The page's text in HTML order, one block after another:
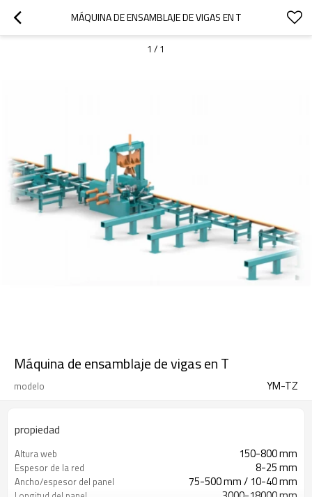
MÁQUINA DE ENSAMBLAJE DE VIGAS EN T
1 / 1
Máquina de ensamblaje de vigas en T
modelo YM-TZ
propiedad
Altura web 150-800 mm
Espesor de la red 8-25 mm
Ancho/espesor del panel 75-500 mm / 10-40 mm